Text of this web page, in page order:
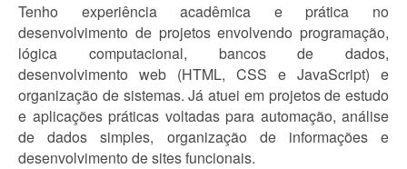
Tenho experiência acadêmica e prática no
desenvolvimento de projetos envolvendo programação,
lógica computacional, bancos de dados,
desenvolvimento web (HTML, CSS e JavaScript) e
organização de sistemas. Já atuei em projetos de estudo
e aplicações práticas voltadas para automação, análise
de dados simples, organização de informações e
desenvolvimento de sites funcionais.